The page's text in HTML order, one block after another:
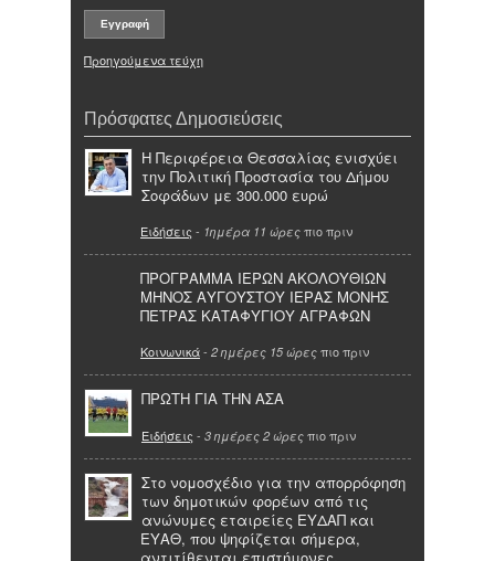
Προηγούμενα τεύχη
Πρόσφατες Δημοσιεύσεις
Η Περιφέρεια Θεσσαλίας ενισχύει
την Πολιτική Προστασία του Δήμου
Σοφάδων με 300.000 ευρώ
Ειδήσεις - 1ημέρα 11 ώρες πιο πριν
ΠΡΟΓΡΑΜΜΑ ΙΕΡΩΝ ΑΚΟΛΟΥΘΙΩΝ
ΜΗΝΟΣ ΑΥΓΟΥΣΤΟΥ ΙΕΡΑΣ ΜΟΝΗΣ
ΠΕΤΡΑΣ ΚΑΤΑΦΥΓΙΟΥ ΑΓΡΑΦΩΝ
Κοινωνικά- 2 ημέρες 15 ώρες πιο πριν
ΠΡΩΤΗ ΓΙΑ ΤΗΝ ΑΣΑ
Ειδήσεις - 3 ημέρες 2 ώρες πιο πριν
Στο νομοσχέδιο για την απορρόφηση
των δημοτικών φορέων από τις
ανώνυμες εταιρείες ΕΥΔΑΠ και
ΕΥΑΘ, που ψηφίζεται σήμερα,